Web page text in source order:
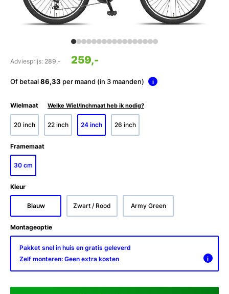
Adviesprijs: 289,- 259,-
Of betaal86,33 per maand (in 3 maanden) i
Wielmaat Welke Wiel/Inchmaat heb ik nodig?
20 inch 22 inch 24 inch 26 inch
Framemaat
30 cm
Kleur
Blauw Zwart / Rood Army Green
Montageoptie
Pakket snel in huis en gratis geleverd
Zelf monteren: Geen extra kosten
i